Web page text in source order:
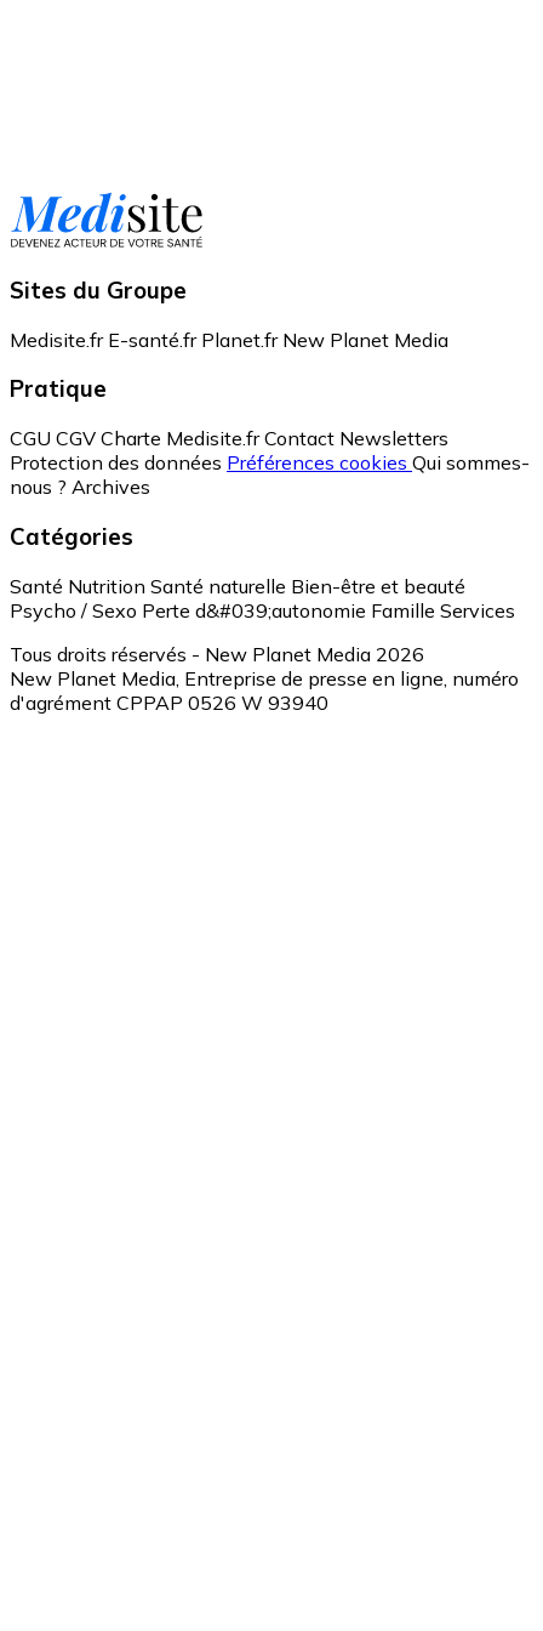
Sites du Groupe
Medisite.fr E-santé.fr Planet.fr New Planet Media
Pratique
CGU CGV Charte Medisite.fr Contact Newsletters
Protection des données Préférences cookies Qui sommes-
nous ? Archives
Catégories
Santé Nutrition Santé naturelle Bien-être et beauté
Psycho / Sexo Perte d&#039;autonomie Famille Services
Tous droits réservés - New Planet Media 2026
New Planet Media, Entreprise de presse en ligne, numéro
d'agrément CPPAP 0526 W 93940